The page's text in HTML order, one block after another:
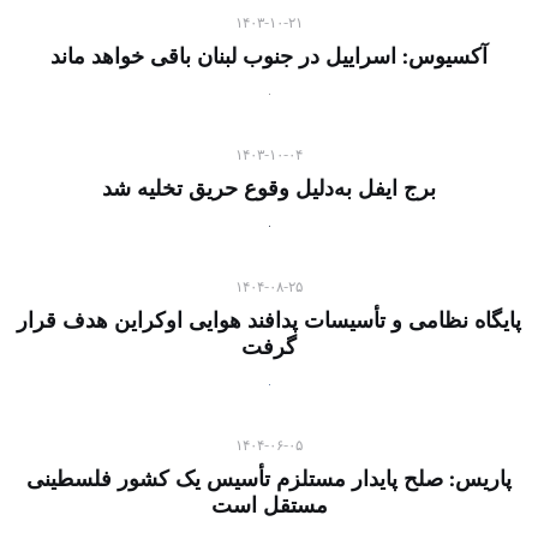
۱۴۰۳-۱۰-۲۱
آکسیوس: اسراییل در جنوب لبنان باقی خواهد ماند
۱۴۰۳-۱۰-۰۴
برج ایفل به‌دلیل وقوع حریق تخلیه شد
۱۴۰۴-۰۸-۲۵
پایگاه نظامی و تأسیسات پدافند هوایی اوکراین هدف قرار
گرفت
۱۴۰۴-۰۶-۰۵
پاریس: صلح پایدار مستلزم تأسیس یک کشور فلسطینی
مستقل است